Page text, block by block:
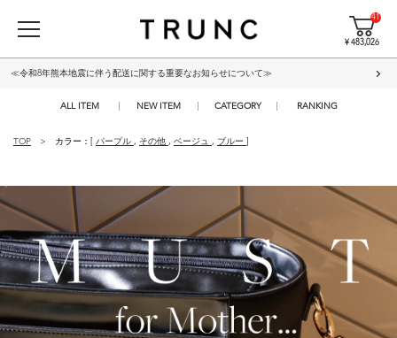
41
¥ 483,026
≪令和8年熊本地震に伴う配送に関する重要なお知らせについて≫
ALL ITEM NEW ITEM CATEGORY RANKING
TOP カラー：[ パープル , その他 , ベージュ , ブルー